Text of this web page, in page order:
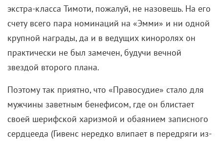
счету всего пара номинаций на «Эмми» и ни одной
крупной награды, да и в ведущих киноролях он
практически не был замечен, будучи вечной
звездой второго плана.
мужчины заветным бенефисом, где он блистает
своей шерифской харизмой и обаянием записного
сердцееда (Гивенс нередко влипает в передряги из-
за прекрасных дам). Конечно, Рейлан не идеален.